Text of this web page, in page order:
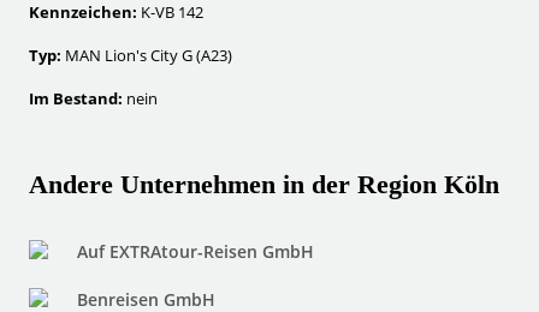
Kennzeichen: K-VB 142
Typ: MAN Lion's City G (A23)
Im Bestand: nein
Andere Unternehmen in der Region Köln
Auf EXTRAtour-Reisen GmbH
Benreisen GmbH